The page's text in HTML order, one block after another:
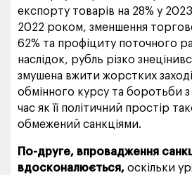
експорту товарів на 28% у
2022 роком, зменшення
62% та профіциту поточного
наслідок, рубль різко
змушена вжити жорстких заходів
обмінного курсу та боротьби з
час як її політичний простір
обмежений санкціями.
По-друге, впровадження
вдосконалюється, оскільки